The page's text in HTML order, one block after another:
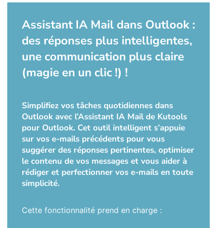
Assistant IA Mail dans Outlook :
des réponses plus intelligentes,
une communication plus claire
(magie en un clic !) !
Simplifiez vos tâches quotidiennes dans
Outlook avec l’Assistant IA Mail de Kutools
pour Outlook. Cet outil intelligent s’appuie
sur vos e-mails précédents pour vous
suggérer des réponses pertinentes, optimiser
le contenu de vos messages et vous aider à
rédiger et perfectionner vos e-mails en toute
simplicité.
Cette fonctionnalité prend en charge :